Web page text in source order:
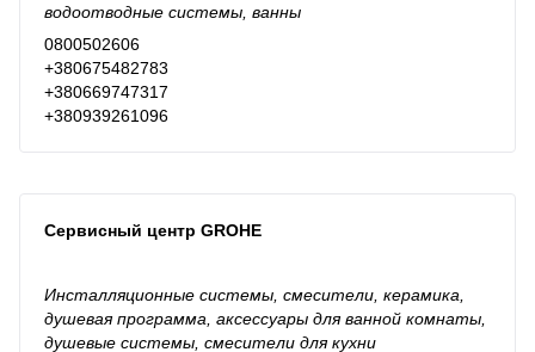
водоотводные системы, ванны
0800502606
+380675482783
+380669747317
+380939261096
Сервисный центр GROHE
Инсталляционные системы, смесители, керамика,
душевая программа, аксессуары для ванной комнаты,
душевые системы, смесители для кухни